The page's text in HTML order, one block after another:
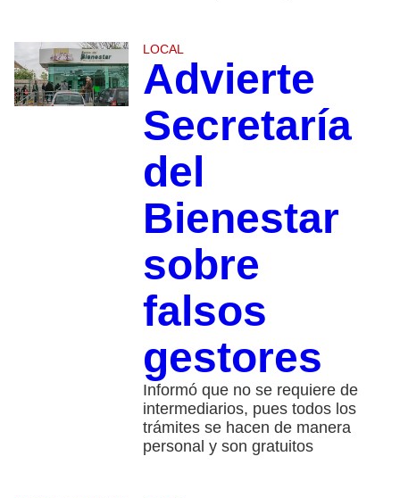
LOCAL
Advierte
Secretaría
del
Bienestar
sobre
falsos
gestores
Informó que no se requiere de
intermediarios, pues todos los
trámites se hacen de manera
personal y son gratuitos